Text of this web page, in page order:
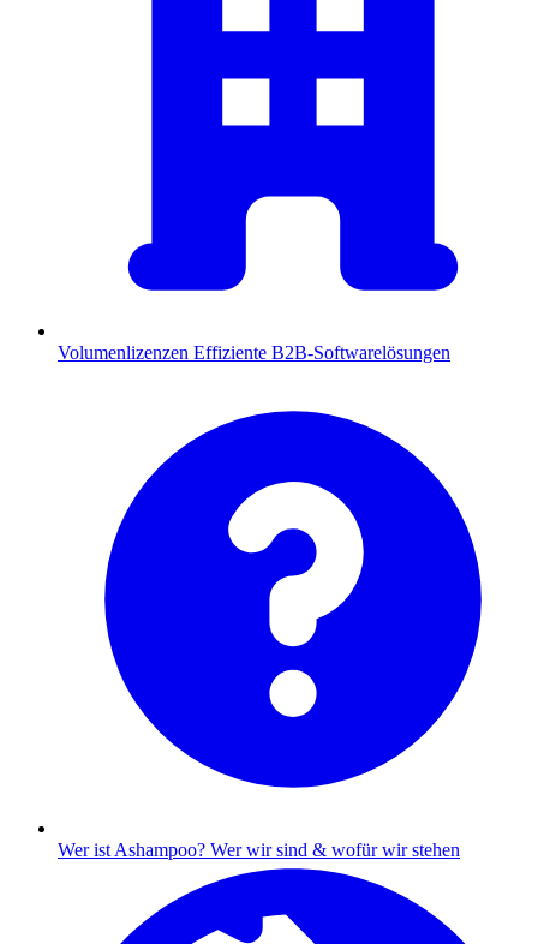
Volumenlizenzen Effiziente B2B-Softwarelösungen
Wer ist Ashampoo? Wer wir sind & wofür wir stehen